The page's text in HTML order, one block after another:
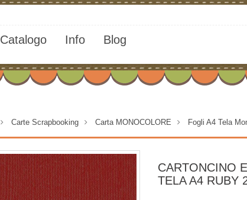
Catalogo Info Blog
> Carte Scrapbooking > Carta MONOCOLORE > Fogli A4 Tela
CARTONCINO
TELA A4 RUBY